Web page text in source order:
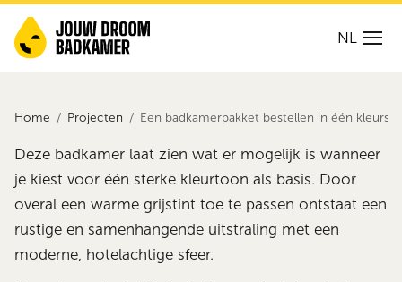
NL
Home Projecten Een badkamerpakket bestellen in één
Deze badkamer laat zien wat er mogelijk is wanneer
je kiest voor één sterke kleurtoon als basis. Door
overal een warme grijstint toe te passen ontstaat een
rustige en samenhangende uitstraling met een
moderne, hotelachtige sfeer.